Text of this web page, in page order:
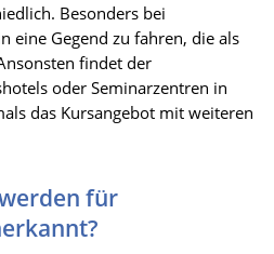
Besonders bei
eine Gegend zu fahren, die als
findet der
oder Seminarzentren in
das Kursangebot mit weiteren
für